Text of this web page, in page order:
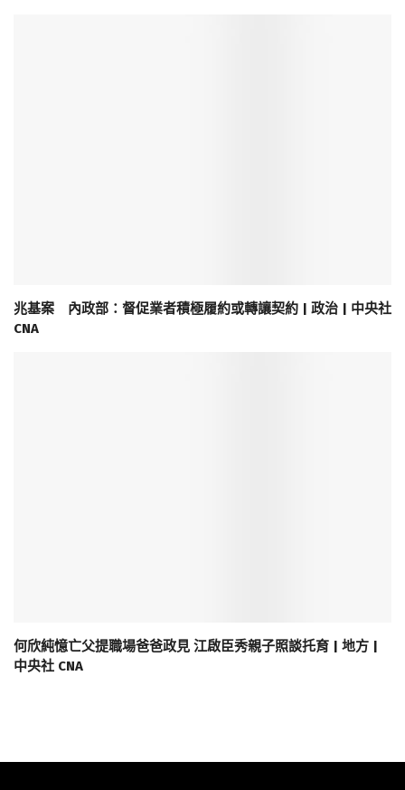
兆基案 內政部：督促業者積極履約或轉讓契約 | 政治 | 中央社
CNA
何欣純憶亡父提職場爸爸政見 江啟臣秀親子照談托育 | 地方 |
中央社 CNA